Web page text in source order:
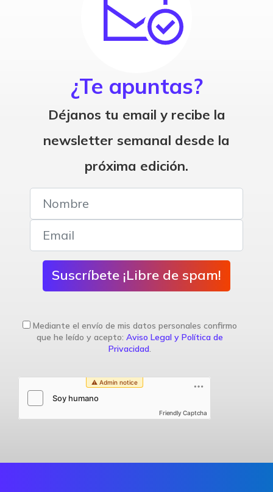
¿Te apuntas?
Déjanos tu email y recibe la
newsletter semanal desde la
próxima edición.
Suscríbete ¡Libre de spam!
Mediante el envío de mis datos personales confirmo
que he leído y acepto: Aviso Legal y Política de
Privacidad.
Friendly Captcha